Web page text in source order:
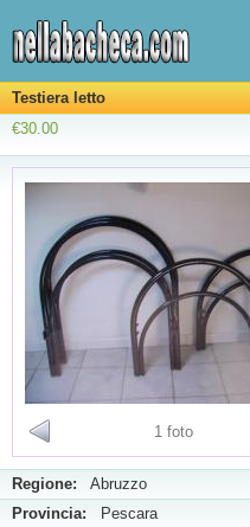
Testiera letto
€30.00
1 foto
Regione: Abruzzo
Provincia: Pescara